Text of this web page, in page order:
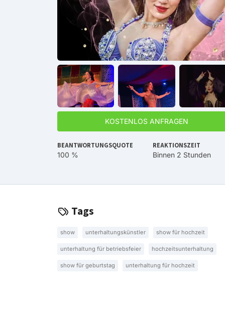
KOSTENLOS ANFRAGEN
BEANTWORTUNGSQUOTE
100 %
REAKTIONSZEIT
Binnen 2 Stunden
Tags
show unterhaltungskünstler show für hochzeit
unterhaltung für betriebsfeier hochzeitsunterhaltung
show für geburtstag unterhaltung für hochzeit